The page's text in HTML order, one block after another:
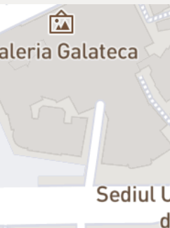
Mazilu
și Alexei Turcan
Andrei Șova
Școala de Machiaj Prostetic
Alexievici